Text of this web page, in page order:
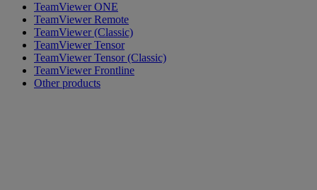
TeamViewer ONE
TeamViewer Remote
TeamViewer (Classic)
TeamViewer Tensor
TeamViewer Tensor (Classic)
TeamViewer Frontline
Other products